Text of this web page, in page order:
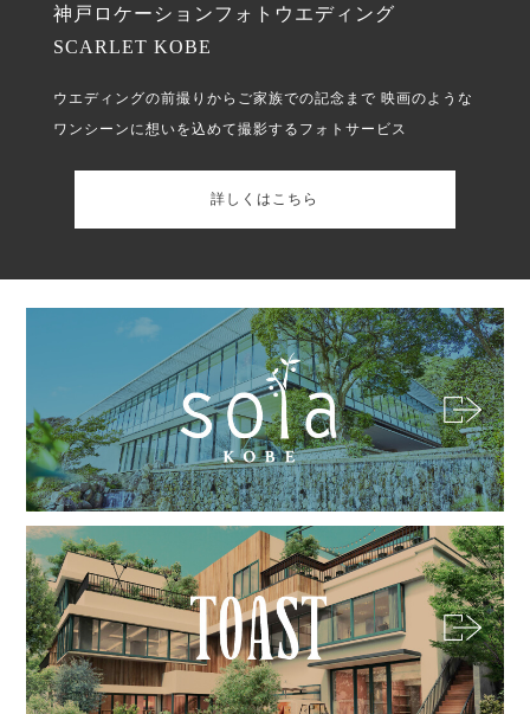
神戸ロケーションフォトウエディング
SCARLET KOBE
ウエディングの前撮りからご家族での記念まで 映画のような
ワンシーンに想いを込めて撮影するフォトサービス
詳しくはこちら